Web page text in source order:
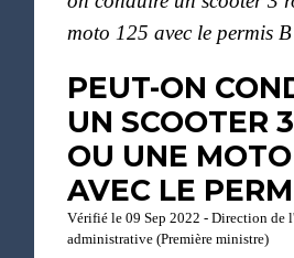
moto 125 avec le permis
PEUT-ON
UN SCOOTER
OU UNE
AVEC LE
Vérifié le 09 Sep 2022 - Direction de
administrative (Première ministre)